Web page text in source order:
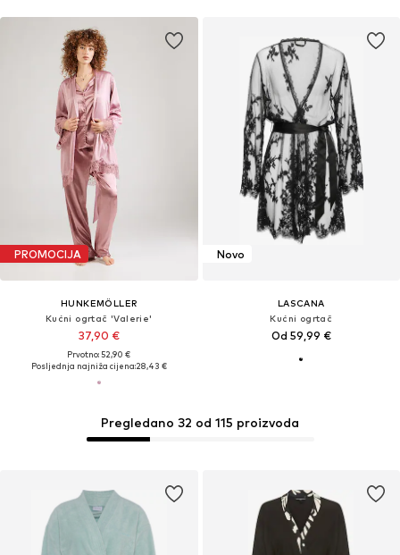
PROMOCIJA
HUNKEMÖLLER
Kućni ogrtač 'Valerie'
37,90 €
Prvotno: 52,90 €
Posljednja najniža cijena:28,43 €
Novo
LASCANA
Kućni ogrtač
Od 59,99 €
Pregledano 32 od 115 proizvoda